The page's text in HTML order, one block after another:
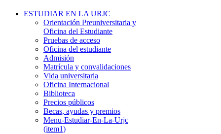
ESTUDIAR EN LA URJC
Orientación Preuniversitaria y
Oficina del Estudiante
Pruebas de acceso
Oficina del estudiante
Admisión
Matrícula y convalidaciones
Vida universitaria
Oficina Internacional
Biblioteca
Precios públicos
Becas, ayudas y premios
Menu-Estudiar-En-La-Urjc
(item1)